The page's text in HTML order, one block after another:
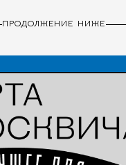
ПРОДОЛЖЕНИЕ НИЖЕ